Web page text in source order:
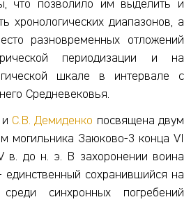
что позволило им выделить и
хронологических диапазонов, а
разновременных отложений
периодизации и на
шкале в интервале с
Средневековья.
С.В. Демиденко посвящена двум
могильника Заюково-3 конца VI
в. до н. э. В захоронении воина
сохранившийся на
синхронных погребений